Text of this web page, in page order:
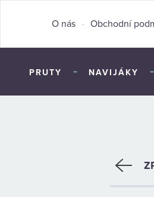
O nás - Obchodní
PRUTY - NAVIJÁKY -